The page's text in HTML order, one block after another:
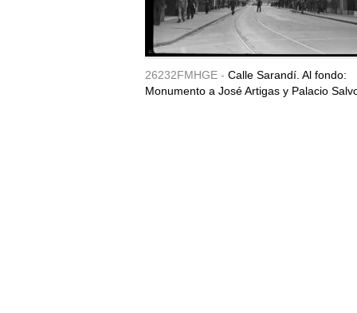
26232FMHGE - Calle Sarandí. Al fondo:
Monumento a José Artigas y Palacio